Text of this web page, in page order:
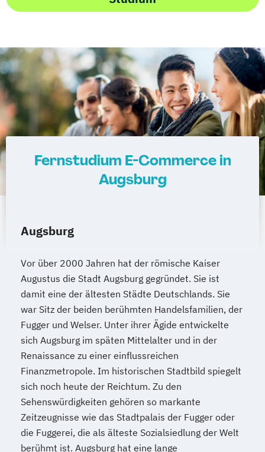
Fernstudium E-Commerce in
Augsburg
Augsburg
Vor über 2000 Jahren hat der römische Kaiser
Augustus die Stadt Augsburg gegründet. Sie ist
damit eine der ältesten Städte Deutschlands. Sie
war Sitz der beiden berühmten Handelsfamilien, der
Fugger und Welser. Unter ihrer Ägide entwickelte
sich Augsburg im späten Mittelalter und in der
Renaissance zu einer einflussreichen
Finanzmetropole. Im historischen Stadtbild spiegelt
sich noch heute der Reichtum. Zu den
Sehenswürdigkeiten gehören so markante
Zeitzeugnisse wie das Stadtpalais der Fugger oder
die Fuggerei, die als älteste Sozialsiedlung der Welt
berühmt ist. Augsburg hat eine lange